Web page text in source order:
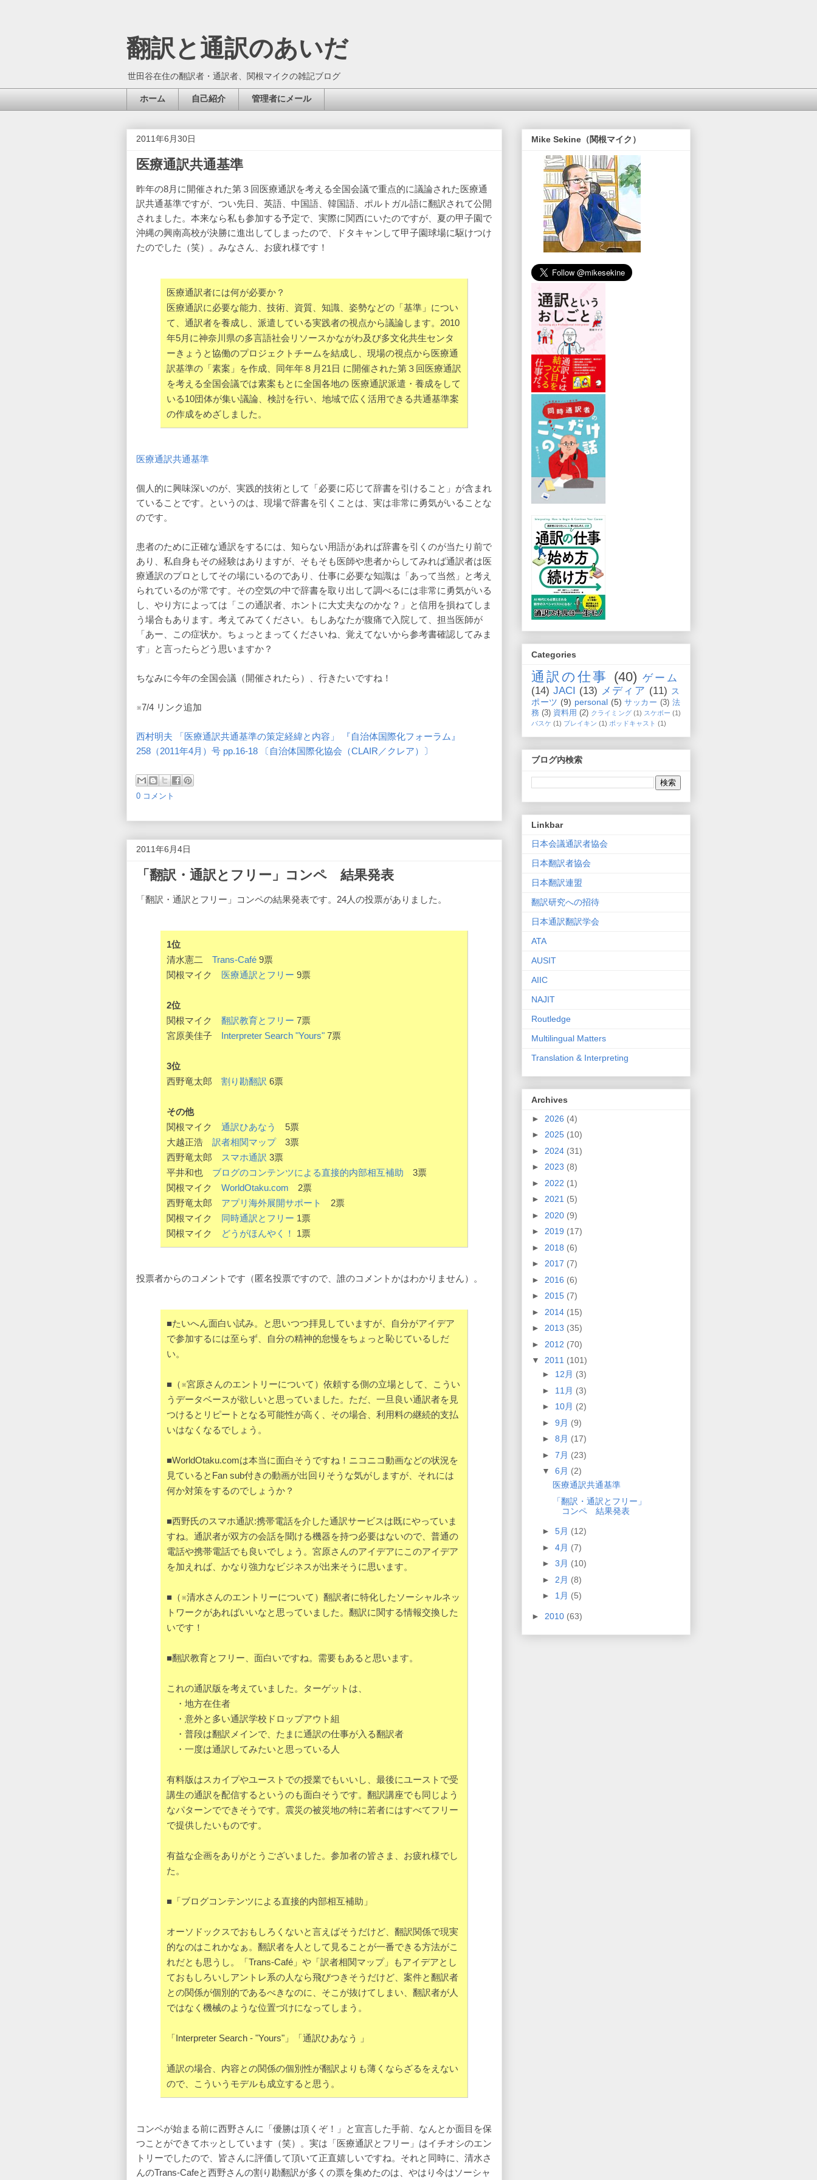
翻訳と通訳のあいだ
世田谷在住の翻訳者・通訳者、関根マイクの雑記ブログ
ホーム 自己紹介 管理者にメール
2011年6月30日
医療通訳共通基準
昨年の8月に開催された第３回医療通訳を考える全国会議で重点的に議論された医療通
訳共通基準ですが、つい先日、英語、中国語、韓国語、ポルトガル語に翻訳されて公開
されました。本来なら私も参加する予定で、実際に関西にいたのですが、夏の甲子園で
沖縄の興南高校が決勝に進出してしまったので、ドタキャンして甲子園球場に駆けつけ
たのでした（笑）。みなさん、お疲れ様です！
医療通訳者には何が必要か？
医療通訳に必要な能力、技術、資質、知識、姿勢などの「基準」につい
て、通訳者を養成し、派遣している実践者の視点から議論します。2010
年5月に神奈川県の多言語社会リソースかながわ及び多文化共生センタ
ーきょうと協働のプロジェクトチームを結成し、現場の視点から医療通
訳基準の「素案」を作成、同年年８月21日 に開催された第３回医療通訳
を考える全国会議では素案もとに全国各地の 医療通訳派遣・養成をして
いる10団体が集い議論、検討を行い、地域で広く活用できる共通基準案
の作成をめざしました。
医療通訳共通基準
個人的に興味深いのが、実践的技術として「必要に応じて辞書を引けること」が含まれ
ていることです。というのは、現場で辞書を引くことは、実は非常に勇気がいることな
のです。
患者のために正確な通訳をするには、知らない用語があれば辞書を引くのが当たり前で
あり、私自身もその経験はありますが、そもそも医師や患者からしてみれば通訳者は医
療通訳のプロとしてその場にいるのであり、仕事に必要な知識は「あって当然」と考え
られているのが常です。その空気の中で辞書を取り出して調べるには非常に勇気がいる
し、やり方によっては「この通訳者、ホントに大丈夫なのかな？」と信用を損ねてしま
う場合もあります。考えてみてください。もしあなたが腹痛で入院して、担当医師が
「あー、この症状か。ちょっとまってくださいね、覚えてないから参考書確認してみま
す」と言ったらどう思いますか？
ちなみに今年の全国会議（開催されたら）、行きたいですね！
※7/4 リンク追加
西村明夫 「医療通訳共通基準の策定経緯と内容」 『自治体国際化フォーラム』
258（2011年4月）号 pp.16-18 〔自治体国際化協会（CLAIR／クレア）〕
0 コメント
2011年6月4日
「翻訳・通訳とフリー」コンペ 結果発表
「翻訳・通訳とフリー」コンペの結果発表です。24人の投票がありました。
1位
清水憲二 Trans-Café 9票
関根マイク 医療通訳とフリー 9票
2位
関根マイク 翻訳教育とフリー 7票
宮原美佳子 Interpreter Search "Yours" 7票
3位
西野竜太郎 割り勘翻訳 6票
その他
関根マイク 通訳ひあなう
5票
大越正浩 訳者相関マップ3票
西野竜太郎
スマホ通訳 3票
平井和也 ブログのコンテンツによる直接的内部相互補助 3票
関根マイク WorldOtaku.com 2票
西野竜太郎 アプリ海外展開サポート
2票
関根マイク 同時通訳とフリー 1票
関根マイク
どうがほんやく！ 1票
投票者からのコメントです（匿名投票ですので、誰のコメントかはわかりません）。
■たいへん面白い試み。と思いつつ拝見していますが、自分がアイデア
で参加するには至らず、自分の精神的怠慢をちょっと恥じているしだ
い。
■（※宮原さんのエントリーについて）依頼する側の立場として、こうい
うデータベースが欲しいと思っていました。ただ、一旦良い通訳者を見
つけるとリピートとなる可能性が高く、その場合、利用料の継続的支払
いはなくなるでしょう。
■WorldOtaku.comは本当に面白そうですね！ニコニコ動画などの状況を
見ているとFan sub付きの動画が出回りそうな気がしますが、それには
何か対策をするのでしょうか？
■西野氏のスマホ通訳:携帯電話を介した通訳サービスは既にやっていま
すね。通訳者が双方の会話を聞ける機器を持つ必要はないので、普通の
電話や携帯電話でも良いでしょう。宮原さんのアイデアにこのアイデア
を加えれば、かなり強力なビジネスが出来そうに思います。
■（※清水さんのエントリーについて）翻訳者に特化したソーシャルネッ
トワークがあればいいなと思っていました。翻訳に関する情報交換した
いです！
■翻訳教育とフリー、面白いですね。需要もあると思います。
これの通訳版を考えていました。ターゲットは、
・地方在住者
・意外と多い通訳学校ドロップアウト組
・普段は翻訳メインで、たまに通訳の仕事が入る翻訳者
・一度は通訳してみたいと思っている人
有料版はスカイプやユーストでの授業でもいいし、最後にユーストで受
講生の通訳を配信するというのも面白そうです。翻訳講座でも同じよう
なパターンでできそうです。震災の被災地の特に若者にはすべてフリー
で提供したいものです。
有益な企画をありがとうございました。参加者の皆さま、お疲れ様でし
た。
■「ブログコンテンツによる直接的内部相互補助」
オーソドックスでおもしろくないと言えばそうだけど、翻訳関係で現実
的なのはこれかなぁ。翻訳者を人として見ることが一番できる方法がこ
れだとも思うし。「Trans-Café」や「訳者相関マップ」もアイデアとし
ておもしろいしアントレ系の人なら飛びつきそうだけど、案件と翻訳者
との関係が個別的であるべきなのに、そこが抜けてしまい、翻訳者が人
ではなく機械のような位置づけになってしまう。
「Interpreter Search - "Yours"」「通訳ひあなう 」
通訳の場合、内容との関係の個別性が翻訳よりも薄くならざるをえない
ので、こういうモデルも成立すると思う。
コンペが始まる前に西野さんに「優勝は頂くぞ！」と宣言した手前、なんとか面目を保
つことができてホッとしています（笑）。実は「医療通訳とフリー」はイチオシのエン
トリーでしたので、皆さんに評価して頂いて正直嬉しいですね。それと同時に、清水さ
んのTrans-Cafeと西野さんの割り勘翻訳が多くの票を集めたのは、やはり今はソーシャ
Mike Sekine（関根マイク）
Categories
通訳の仕事 (40) ゲーム
(14) JACI (13) メディア (11) ス
ポーツ (9) personal (5) サッカー (3) 法
務 (3) 資料用 (2) クライミング (1) スケボー (1)
バスケ (1) ブレイキン (1) ポッドキャスト (1)
ブログ内検索
Linkbar
日本会議通訳者協会
日本翻訳者協会
日本翻訳連盟
翻訳研究への招待
日本通訳翻訳学会
ATA
AUSIT
AIIC
NAJIT
Routledge
Multilingual Matters
Translation & Interpreting
Archives
► 2026 (4)
► 2025 (10)
► 2024 (31)
► 2023 (8)
► 2022 (1)
► 2021 (5)
► 2020 (9)
► 2019 (17)
► 2018 (6)
► 2017 (7)
► 2016 (6)
► 2015 (7)
► 2014 (15)
► 2013 (35)
► 2012 (70)
▼ 2011 (101)
► 12月 (3)
► 11月 (3)
► 10月 (2)
► 9月 (9)
► 8月 (17)
► 7月 (23)
▼ 6月 (2)
医療通訳共通基準
「翻訳・通訳とフリー」
コンペ 結果発表
► 5月 (12)
► 4月 (7)
► 3月 (10)
► 2月 (8)
► 1月 (5)
► 2010 (63)